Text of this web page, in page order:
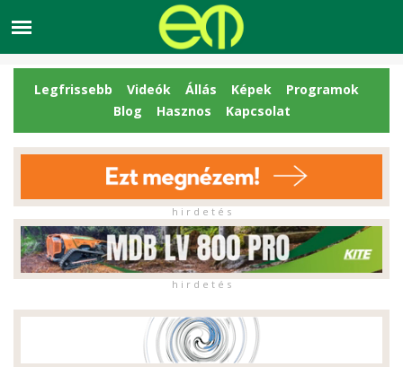
Legfrissebb Videók Állás Képek
Programok
Blog
Hasznos Kapcsolat
h i r d e t é s
h i r d e t é s